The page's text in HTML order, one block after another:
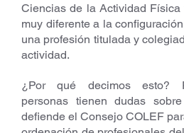
Ciencias de la Actividad
muy diferente a la
una profesión titulada y
actividad.
¿Por qué decimos esto?
personas tienen dudas
defiende el Consejo COLEF